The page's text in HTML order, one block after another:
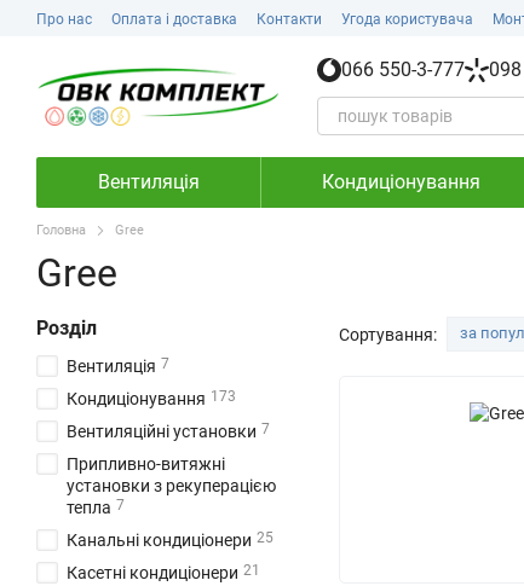
Перейти до основного контенту
Про нас Оплата і доставка Контакти Угода користувача
066 550-3-777
Вентиляція Кондиціонування
Головна Gree
Gree
Сортування: за
Розділ
Вентиляція 7
Кондиціонування 173
Вентиляційні установки 7
Припливно-витяжні
установки з рекуперацією
тепла 7
Канальні кондиціонери 25
Касетні кондиціонери 21